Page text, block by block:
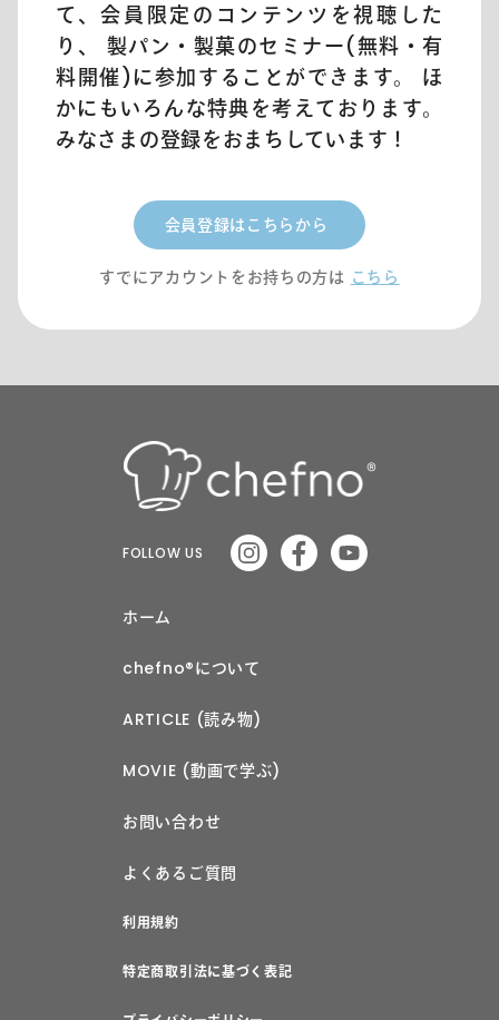
て、会員限定のコンテンツを視聴した
り、 製パン・製菓のセミナー(無料・有
料開催)に参加することができます。 ほ
かにもいろんな特典を考えております。
みなさまの登録をおまちしています！
会員登録はこちらから
すでにアカウントをお持ちの方は こちら
FOLLOW US
ホーム
chefno®︎について
ARTICLE (読み物)
MOVIE (動画で学ぶ)
お問い合わせ
よくあるご質問
利用規約
特定商取引法に基づく表記